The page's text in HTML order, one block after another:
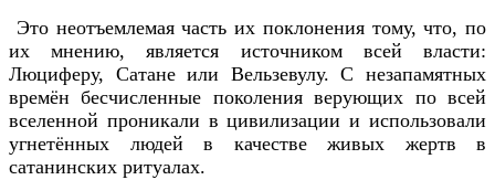
Это неотъемлемая часть их поклонения тому, что, по
их мнению, является источником всей власти:
Люциферу, Сатане или Вельзевулу. С незапамятных
времён бесчисленные поколения верующих по всей
вселенной проникали в цивилизации и использовали
угнетённых людей в качестве живых жертв в
сатанинских ритуалах.